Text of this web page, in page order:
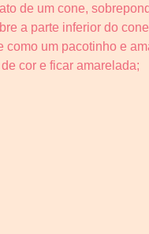
de um cone,
a parte inferior do
um pacotinho e
cor e ficar amarelada;